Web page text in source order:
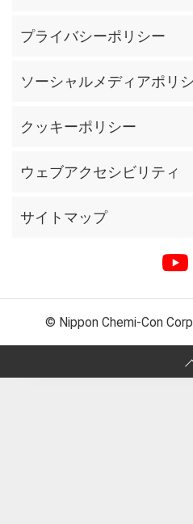
プライバシーポリシー
ソーシャルメディアポリ
クッキーポリシー
ウェブアクセシビリティ
サイトマップ
© Nippon Chemi-Con